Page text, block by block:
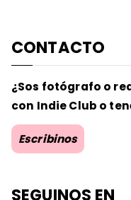
CONTACTO
¿Sos fotógrafo o
con Indie Club o
Escribinos
SEGUINOS EN